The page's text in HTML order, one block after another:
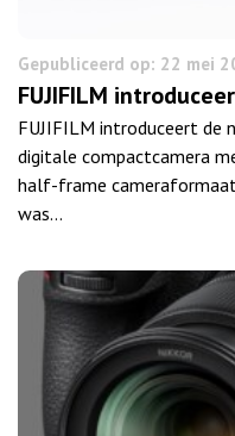
Gepubliceerd op: 22 mei
FUJIFILM
FUJIFILM introduceert de
digitale compactcamera
half-frame
was…